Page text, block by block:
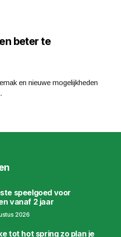
beter te
en nieuwe mogelijkheden
speelgoed voor
vanaf 2 jaar
2026
tot hot spring zo plan je